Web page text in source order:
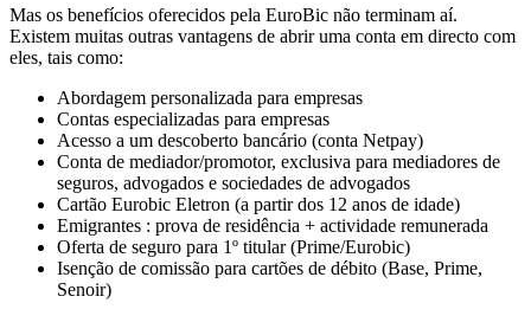
Mas os benefícios oferecidos pela EuroBic não terminam aí.
Existem muitas outras vantagens de abrir uma conta em directo com
eles, tais como:
Abordagem personalizada para empresas
Contas especializadas para empresas
Acesso a um descoberto bancário (conta Netpay)
Conta de mediador/promotor, exclusiva para mediadores de
seguros, advogados e sociedades de advogados
Cartão Eurobic Eletron (a partir dos 12 anos de idade)
Emigrantes : prova de residência + actividade remunerada
Oferta de seguro para 1º titular (Prime/Eurobic)
Isenção de comissão para cartões de débito (Base, Prime,
Senoir)